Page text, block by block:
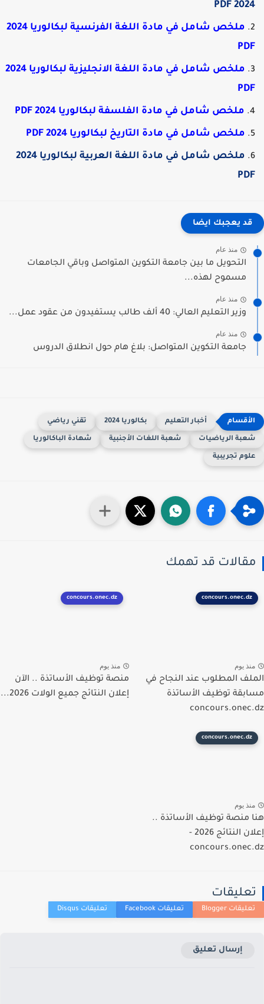
2024
ملخص شامل في مادة اللغة الفرنسية لبكالوريا 2024
ملخص شامل في مادة اللغة الانجليزية لبكالوريا 2024
ملخص شامل في مادة الفلسفة لبكالوريا 2024 PDF
ملخص شامل في مادة التاريخ لبكالوريا 2024 PDF
ملخص شامل في مادة اللغة العربية لبكالوريا 2024
قد يعجبك ايضا
منذ عام
التحويل ما بين جامعة التكوين المتواصل وباقي الجامعات
مسموح لهذه...
منذ عام
وزير التعليم العالي: 40 ألف طالب يستفيدون من عقود عمل...
منذ عام
جامعة التكوين المتواصل: بلاغ هام حول انطلاق الدروس
أخبار التعليم بكالوريا 2024 تقني رياضي
الرياضيات شعبة اللغات الأجنبية شهادة الباكالوريا
تجريبية
قد تهمك
concours.onec.dz
يوم
المطلوب عند النجاح في
توظيف الأساتذة
concours.onec.dz
منذ يوم
منصة توظيف الأساتذة .. الآن
إعلان النتائج جميع الولات 2026...
concours.onec.dz
يوم
منصة توظيف الأساتذة ..
إعلان النتائج 2026 -
إرسال تعليق